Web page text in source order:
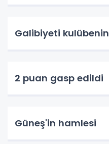
Galibiyeti kulübenin
2 puan gasp edildi
Güneş'in hamlesi